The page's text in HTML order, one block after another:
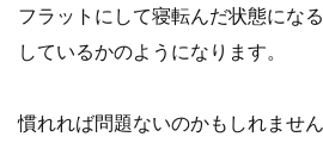
フラットにして寝転んだ状態になる
しているかのようになります。
慣れれば問題ないのかもしれませ